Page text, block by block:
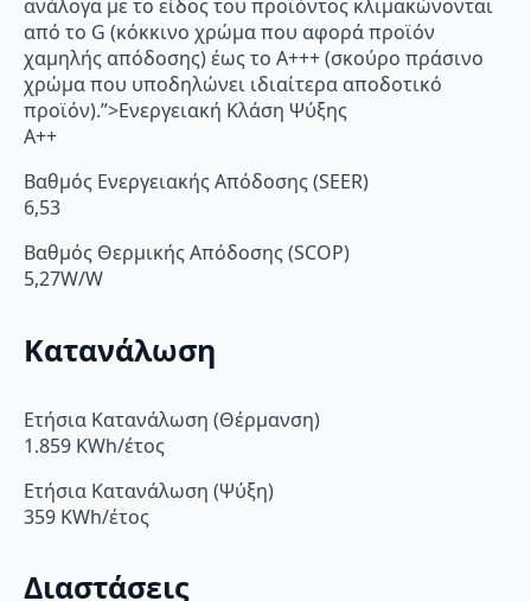
ανάλογα με το είδος του προϊόντος κλιμακώνονται
από το G (κόκκινο χρώμα που αφορά προϊόν
χαμηλής απόδοσης) έως το Α+++ (σκούρο πράσινο
χρώμα που υποδηλώνει ιδιαίτερα αποδοτικό
προϊόν).”>Ενεργειακή Κλάση Ψύξης
A++
Βαθμός Ενεργειακής Απόδοσης (SEER)
6,53
Βαθμός Θερμικής Απόδοσης (SCOP)
5,27W/W
Κατανάλωση
Ετήσια Κατανάλωση (Θέρμανση)
1.859 KWh/έτος
Ετήσια Κατανάλωση (Ψύξη)
359 KWh/έτος
Διαστάσεις